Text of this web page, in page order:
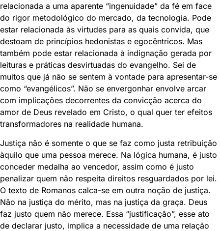
relacionada a uma aparente “ingenuidade” da fé em face
do rigor metodológico do mercado, da tecnologia. Pode
estar relacionada às virtudes para as quais convida, que
destoam de princípios hedonistas e egocêntricos. Mas
também pode estar relacionada à indignação gerada por
leituras e práticas desvirtuadas do evangelho. Sei de
muitos que já não se sentem à vontade para apresentar-se
como “evangélicos”. Não se envergonhar envolve arcar
com implicações decorrentes da convicção acerca do
amor de Deus revelado em Cristo, o qual quer ter efeitos
transformadores na realidade humana.
Justiça não é somente o que se faz como justa retribuição
àquilo que uma pessoa merece. Na lógica humana, é justo
conceder medalha ao vencedor, assim como é justo
penalizar quem não respeita direitos resguardados por lei.
O texto de Romanos calca-se em outra noção de justiça.
Não na justiça do mérito, mas na justiça da graça. Deus
faz justo quem não merece. Essa “justificação”, esse ato
de declarar justo, implica a necessidade de uma relação